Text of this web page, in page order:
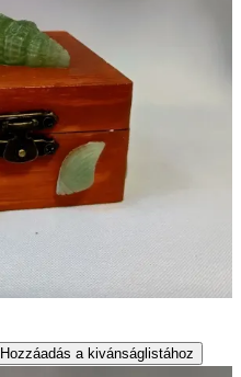
Hozzáadás a kivánságlistához